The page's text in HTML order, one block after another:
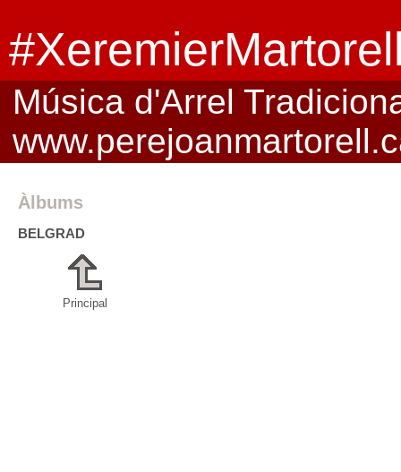
Música d'Arrel
Àlbums
BELGRAD
Principal